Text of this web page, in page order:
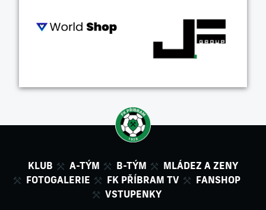
KLUB A-TÝM B-TÝM
MLÁDEZ A ZENY
FOTOGALERIE
FK PŘÍBRAM TV
FANSHOP
VSTUPENKY